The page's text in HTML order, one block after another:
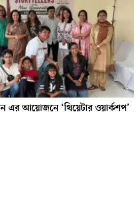
এর আয়োজনে ‘থিয়েটার ওয়ার্কশপ’